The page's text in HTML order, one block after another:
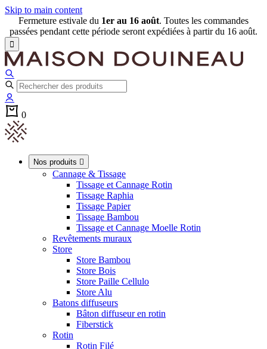
Skip to main content
Fermeture estivale du 1er au 16 août. Toutes les commandes
passées pendant cette période seront expédiées à partir du 16 août.

0
Nos produits 
Cannage & Tissage
Tissage et Cannage Rotin
Tissage Raphia
Tissage Papier
Tissage Bambou
Tissage et Cannage Moelle Rotin
Revêtements muraux
Store
Store Bambou
Store Bois
Store Paille Cellulo
Store Alu
Batons diffuseurs
Bâton diffuseur en rotin
Fiberstick
Rotin
Rotin Filé